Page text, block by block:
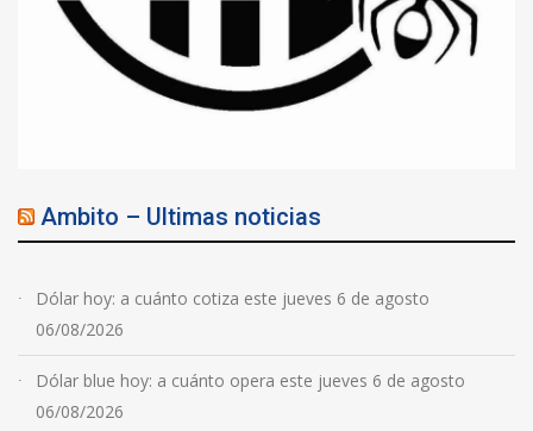
Ambito – Ultimas noticias
Dólar hoy: a cuánto cotiza este jueves 6 de agosto
06/08/2026
Dólar blue hoy: a cuánto opera este jueves 6 de agosto
06/08/2026